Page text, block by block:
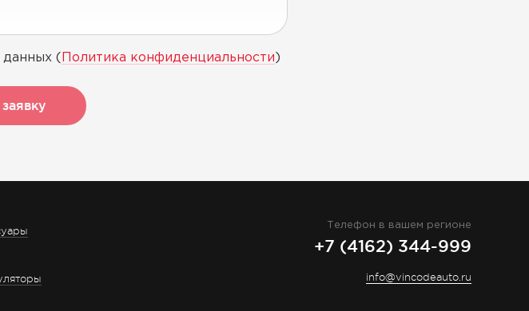
( Политика конфиденциальности )
Телефон в вашем регионе
+7 (4162) 344-999
info@vincodeauto.ru